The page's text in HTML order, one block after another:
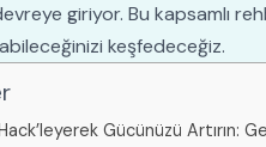
giriyor. Bu kapsamlı
keşfedeceğiz.
Gücünüzü Artırın: